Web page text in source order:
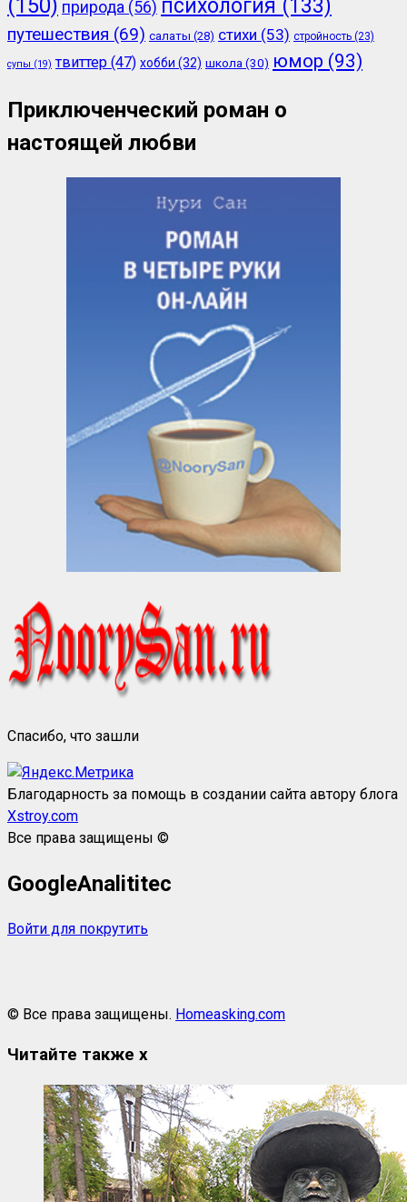
(150) природа (56) психология (133)
путешествия (69) салаты (28) стихи (53) стройность (23)
супы (19) твиттер (47) хобби (32) школа (30) юмор (93)
Приключенческий роман о
настоящей любви
Спасибо, что зашли
Благодарность за помощь в создании сайта автору блога
Xstroy.com
Все права защищены ©
GoogleAnalititec
Войти для покрутить
© Все права защищены. Homeasking.com
Читайте также x